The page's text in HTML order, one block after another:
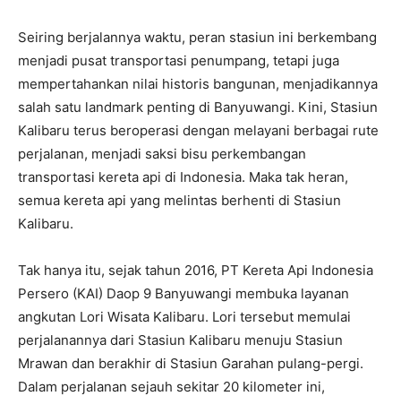
Seiring berjalannya waktu, peran stasiun ini berkembang
menjadi pusat transportasi penumpang, tetapi juga
mempertahankan nilai historis bangunan, menjadikannya
salah satu landmark penting di Banyuwangi. Kini, Stasiun
Kalibaru terus beroperasi dengan melayani berbagai rute
perjalanan, menjadi saksi bisu perkembangan
transportasi kereta api di Indonesia. Maka tak heran,
semua kereta api yang melintas berhenti di Stasiun
Kalibaru.
Tak hanya itu, sejak tahun 2016, PT Kereta Api Indonesia
Persero (KAI) Daop 9 Banyuwangi membuka layanan
angkutan Lori Wisata Kalibaru. Lori tersebut memulai
perjalanannya dari Stasiun Kalibaru menuju Stasiun
Mrawan dan berakhir di Stasiun Garahan pulang-pergi.
Dalam perjalanan sejauh sekitar 20 kilometer ini,